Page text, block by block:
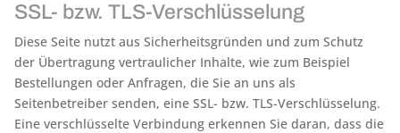
SSL- bzw. TLS-Verschlüsselung
Diese Seite nutzt aus Sicherheitsgründen und zum Schutz
der Übertragung vertraulicher Inhalte, wie zum Beispiel
Bestellungen oder Anfragen, die Sie an uns als
Seitenbetreiber senden, eine SSL- bzw. TLS-Verschlüsselung.
Eine verschlüsselte Verbindung erkennen Sie daran, dass die